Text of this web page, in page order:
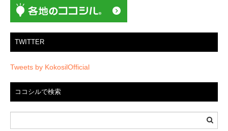
TWITTER
Tweets by KokosilOfficial
ココシルで検索